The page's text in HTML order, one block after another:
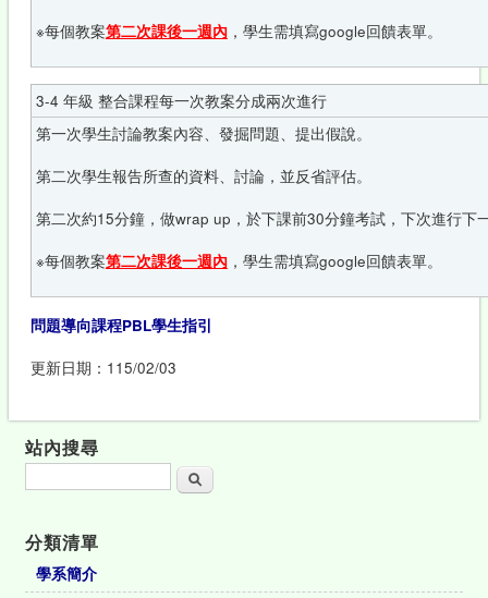
※每個教案第二次課後一週內，學生需填寫google回饋表單。
3-4 年級 整合課程每一次教案分成兩次進行
第一次學生討論教案內容、發掘問題、提出假說。
第二次學生報告所查的資料、討論，並反省評估。
第二次約15分鐘，做wrap up，於下課前30分鐘考試，下次進行下
※每個教案第二次課後一週內，學生需填寫google回饋表單。
問題導向課程PBL學生指引
更新日期：115/02/03
站內搜尋
搜尋
分類清單
學系簡介